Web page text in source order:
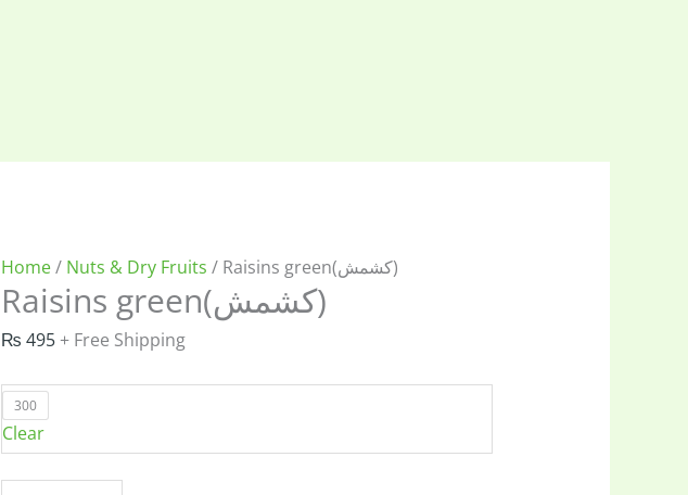
Home/ Nuts & Dry Fruits / Raisins green(کشمش)
Raisins green(کشمش)
₨ 495 + Free Shipping
300
Clear